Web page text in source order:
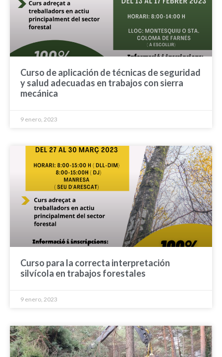
Curso de aplicación de técnicas de seguridad
y salud adecuadas en trabajos con sierra
mecánica
9 enero, 2023
Curso para la correcta interpretación
silvícola en trabajos forestales
9 enero, 2023